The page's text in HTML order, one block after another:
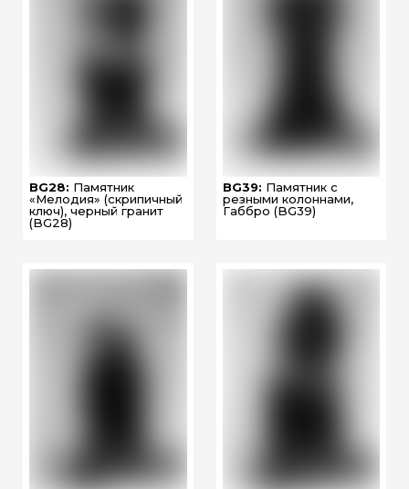
BG28: Памятник
«Мелодия» (скрипичный
ключ), черный гранит
(BG28)
BG39: Памятник с
резными колоннами,
Габбро (BG39)